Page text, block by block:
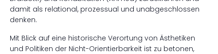
damit als relational, prozessual und unabgeschlossen
denken.
Mit Blick auf eine historische Verortung von Ästhetiken
und Politiken der Nicht-Orientierbarkeit ist zu betonen,